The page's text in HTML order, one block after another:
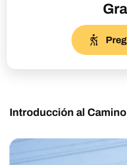
Introducción al